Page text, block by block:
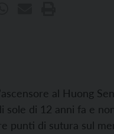
al Huong
sole di 12 anni fa e
punti di sutura sul